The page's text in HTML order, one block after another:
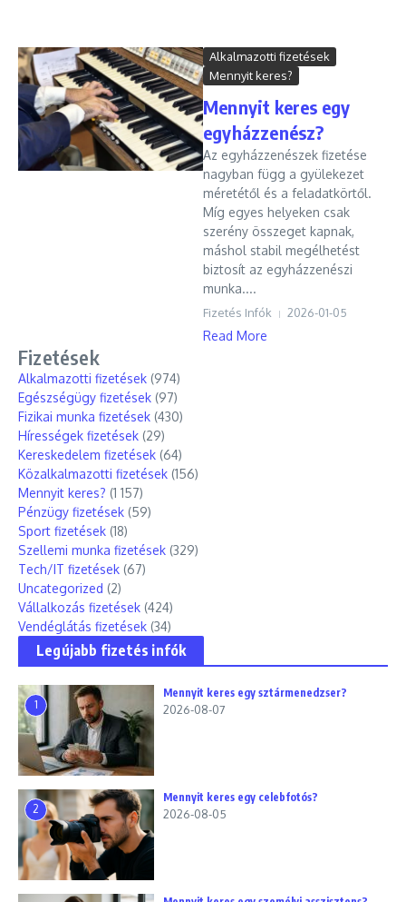
Alkalmazotti fizetések
Mennyit keres?
Mennyit keres egy
egyházzenész?
Az egyházzenészek fizetése
nagyban függ a gyülekezet
méretétől és a feladatkörtől.
Míg egyes helyeken csak
szerény összeget kapnak,
máshol stabil megélhetést
biztosít az egyházzenészi
munka....
Fizetés Infók 2026-01-05
Read More
Fizetések
Alkalmazotti fizetések (974)
Egészségügy fizetések (97)
Fizikai munka fizetések (430)
Hírességek fizetések (29)
Kereskedelem fizetések (64)
Közalkalmazotti fizetések (156)
Mennyit keres? (1 157)
Pénzügy fizetések (59)
Sport fizetések (18)
Szellemi munka fizetések (329)
Tech/IT fizetések (67)
Uncategorized (2)
Vállalkozás fizetések (424)
Vendéglátás fizetések (34)
Legújabb fizetés infók
1
Mennyit keres egy sztármenedzser?
2026-08-07
2
Mennyit keres egy celebfotós?
2026-08-05